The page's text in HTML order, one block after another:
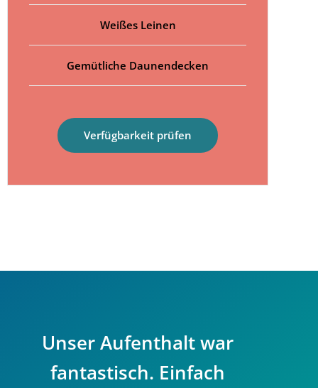
Weißes Leinen
Gemütliche Daunendecken
Verfügbarkeit prüfen
Unser Aufenthalt war
fantastisch. Einfach